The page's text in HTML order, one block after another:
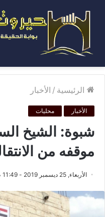
الرئيسية / الأخبار
الأخبار محليات
شبوة: الشيخ
موقفه من
الأربعاء, 25 ديسمبر 2019 - 11:49 ص